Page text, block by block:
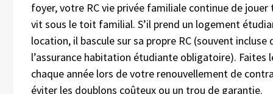
foyer, votre RC vie privée familiale continue de jouer
vit sous le toit familial. S’il prend un logement
location, il bascule sur sa propre RC (souvent incluse
l’assurance habitation étudiante obligatoire). Faites
chaque année lors de votre renouvellement de
éviter les doublons coûteux ou un trou de garantie.